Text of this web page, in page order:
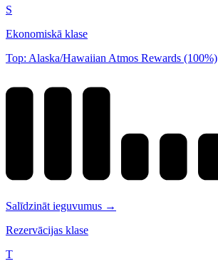
S
Ekonomiskā klase
Top: Alaska/Hawaiian Atmos Rewards (100%)
Salīdzināt ieguvumus →
Rezervācijas klase
T